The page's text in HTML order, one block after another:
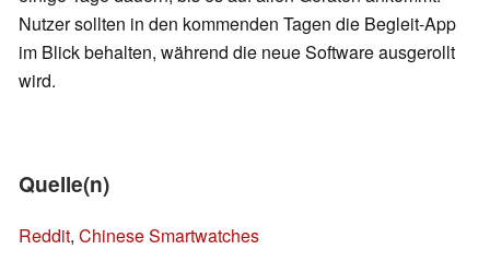
Nutzer sollten in den kommenden Tagen die Begleit-App
im Blick behalten, während die neue Software ausgerollt
wird.
Quelle(n)
Reddit, Chinese Smartwatches